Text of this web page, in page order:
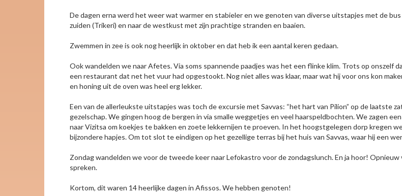
De dagen erna werd het weer wat warmer en stabieler en we genoten van diverse uitstapjes met de
zuiden (Trikeri) en naar de westkust met zijn prachtige stranden en baaien.
Zwemmen in zee is ook nog heerlijk in oktober en dat heb ik een aantal keren gedaan.
Ook wandelden we naar Afetes. Via soms spannende paadjes was het een flinke klim. Trots op onszelf
een restaurant dat net het vuur had opgestookt. Nog niet alles was klaar, maar wat hij voor ons kon
en honing uit de oven was heel erg lekker.
Een van de allerleukste uitstapjes was toch de excursie met Savvas: “het hart van Pilion” op de laatste
gezelschap. We gingen hoog de bergen in via smalle weggetjes en veel haarspeldbochten. We zagen
naar Vizitsa om koekjes te bakken en zoete lekkernijen te proeven. In het hoogstgelegen dorp kregen
bijzondere hapjes. Om tot slot te eindigen op het gezellige terras bij het huis van Savvas, waar hij een
Zondag wandelden we voor de tweede keer naar Lefokastro voor de zondagslunch. En ja hoor!
spreken.
Kortom, dit waren 14 heerlijke dagen in Afissos. We hebben genoten!